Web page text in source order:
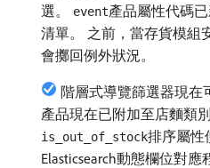
選。
event產品屬性代碼
清單。 之前，當存貨模組
會擲回例外狀況。
階層式導覽篩選器現在
產品現在已附加至店麵類
is_out_of_stock排序屬性
Elasticsearch動態欄位對應